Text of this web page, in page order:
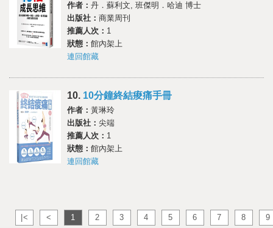
作者： 丹．蘇利文, 班傑明．哈迪 博士
出版社： 商業周刊
推薦人次： 1
狀態： 館內架上
連回館藏
10. 10分鐘終結痠痛手冊
作者： 黃琳玲
出版社： 尖端
推薦人次： 1
狀態： 館內架上
連回館藏
|< < 1 2 3 4 5 6 7 8 9